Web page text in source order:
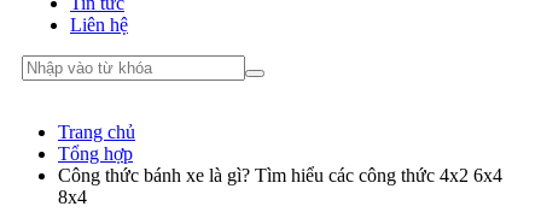
Liên hệ
Trang chủ
Tổng hợp
Công thức bánh xe là gì? Tìm hiểu các công thức 4x2 6x4
8x4